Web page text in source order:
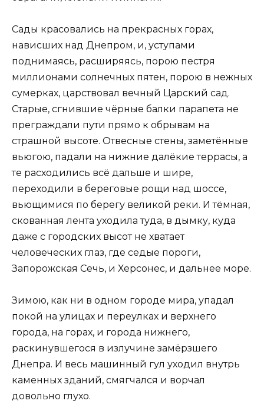
Сады красовались на прекрасных горах,
нависших над Днепром, и, уступами
поднимаясь, расширяясь, порою пестря
миллионами солнечных пятен, порою в нежных
сумерках, царствовал вечный Царский сад.
Старые, сгнившие чёрные балки парапета не
преграждали пути прямо к обрывам на
страшной высоте. Отвесные стены, заметённые
вьюгою, падали на нижние далёкие террасы, а
те расходились всё дальше и шире,
переходили в береговые рощи над шоссе,
вьющимися по берегу великой реки. И тёмная,
скованная лента уходила туда, в дымку, куда
даже с городских высот не хватает
человеческих глаз, где седые пороги,
Запорожская Сечь, и Херсонес, и дальнее море.
Зимою, как ни в одном городе мира, упадал
покой на улицах и переулках и верхнего
города, на горах, и города нижнего,
раскинувшегося в излучине замёрзшего
Днепра. И весь машинный гул уходил внутрь
каменных зданий, смягчался и ворчал
довольно глухо.